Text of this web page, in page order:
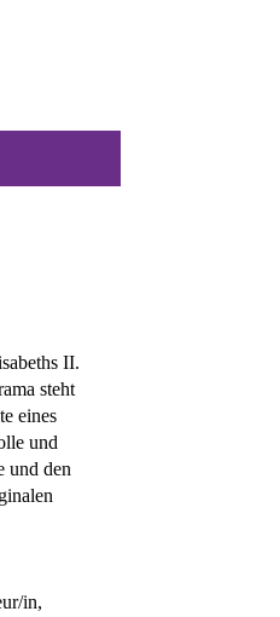
II.
steht
eines
und
und den
in,
Petra-Janina
so